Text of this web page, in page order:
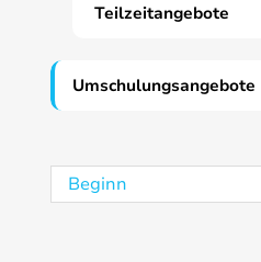
Teilzeitangebote
Umschulungsangebote
Beginn